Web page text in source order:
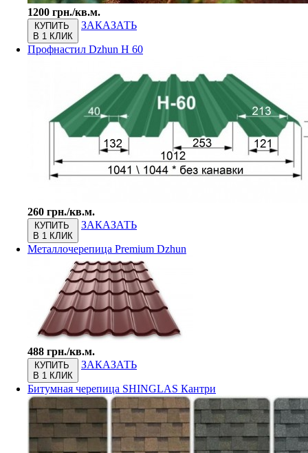
1200 грн./кв.м.
КУПИТЬ
В 1 КЛИК
ЗАКАЗАТЬ
Профнастил Dzhun Н 60
260 грн./кв.м.
КУПИТЬ
В 1 КЛИК
ЗАКАЗАТЬ
Металлочерепица Premium Dzhun
488 грн./кв.м.
КУПИТЬ
В 1 КЛИК
ЗАКАЗАТЬ
Битумная черепица SHINGLAS Кантри